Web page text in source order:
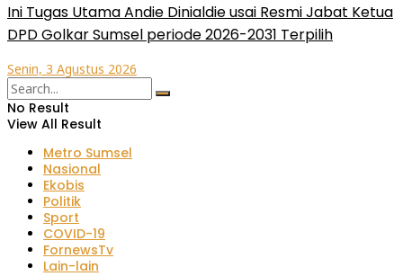
Ini Tugas Utama Andie Dinialdie usai Resmi Jabat Ketua
DPD Golkar Sumsel periode 2026-2031 Terpilih
Senin, 3 Agustus 2026
No Result
View All Result
Metro Sumsel
Nasional
Ekobis
Politik
Sport
COVID-19
FornewsTv
Lain-lain